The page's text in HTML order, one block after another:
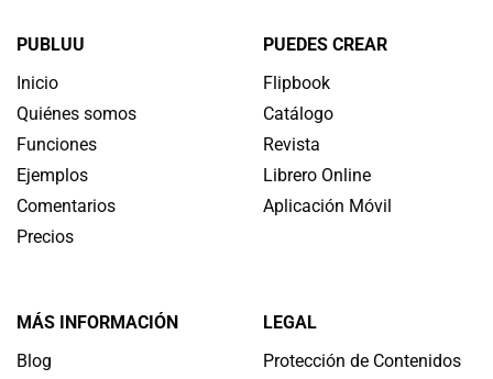
PUBLUU
Inicio
Quiénes somos
Funciones
Ejemplos
Comentarios
Precios
PUEDES CREAR
Flipbook
Catálogo
Revista
Librero Online
Aplicación Móvil
MÁS INFORMACIÓN
Blog
LEGAL
Protección de Contenidos